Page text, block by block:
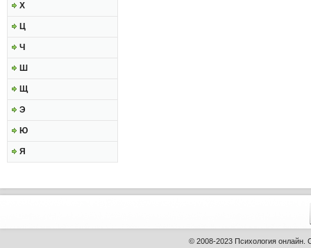
Х
Ц
Ч
Ш
Щ
Э
Ю
Я
© 2008-2023 Психология онлайн